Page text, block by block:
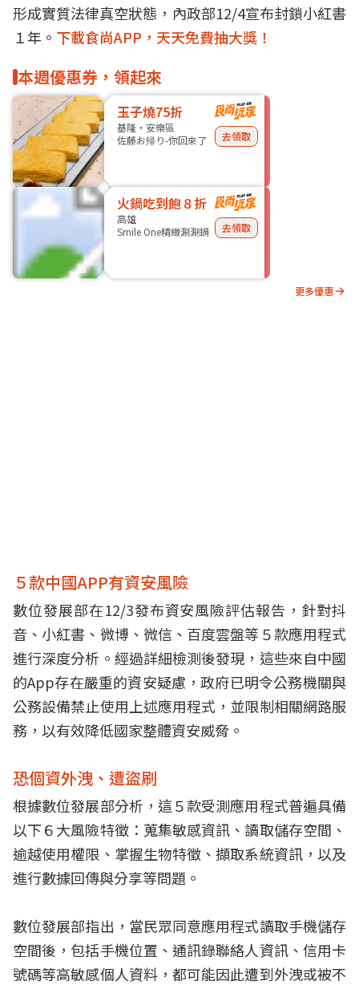
形成實質法律真空狀態，內政部12/4宣布封鎖小紅書
１年。 下載食尚APP，天天免費抽大獎！
本週優惠券，領起來
玉子燒75折
基隆・安樂區
佐藤お帰り-你回來了
去領取
火鍋吃到飽８折
高雄
Smile One精緻涮涮鍋
去領取
更多優惠
５款中國APP有資安風險
數位發展部在12/3發布資安風險評估報告，針對抖
音、小紅書、微博、微信、百度雲盤等５款應用程式
進行深度分析。經過詳細檢測後發現，這些來自中國
的App存在嚴重的資安疑慮，政府已明令公務機關與
公務設備禁止使用上述應用程式，並限制相關網路服
務，以有效降低國家整體資安威脅。
恐個資外洩、遭盜刷
根據數位發展部分析，這５款受測應用程式普遍具備
以下６大風險特徵：蒐集敏感資訊、讀取儲存空間、
逾越使用權限、掌握生物特徵、擷取系統資訊，以及
進行數據回傳與分享等問題。
數位發展部指出，當民眾同意應用程式讀取手機儲存
空間後，包括手機位置、通訊錄聯絡人資訊、信用卡
號碼等高敏感個人資料，都可能因此遭到外洩或被不